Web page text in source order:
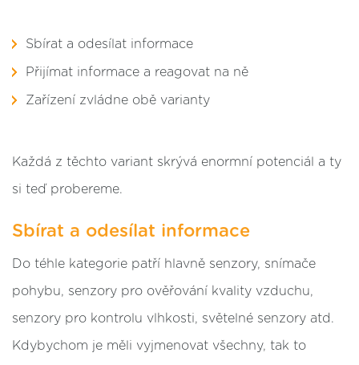
Sbírat a odesílat informace
Přijímat informace a reagovat na ně
Zařízení zvládne obě varianty
Každá z těchto variant skrývá enormní potenciál a ty
si teď probereme.
Sbírat a odesílat informace
Do téhle kategorie patří hlavně senzory, snímače
pohybu, senzory pro ověřování kvality vzduchu,
senzory pro kontrolu vlhkosti, světelné senzory atd.
Kdybychom je měli vyjmenovat všechny, tak to